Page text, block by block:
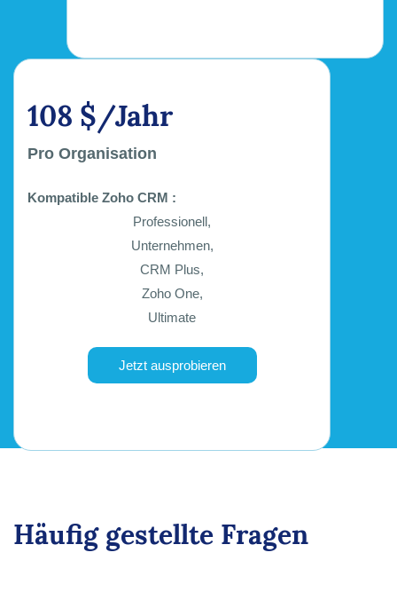
108 $/Jahr
Pro Organisation
Kompatible Zoho CRM :
Professionell,
Unternehmen,
CRM Plus,
Zoho One,
Ultimate
Jetzt ausprobieren
Häufig gestellte Fragen